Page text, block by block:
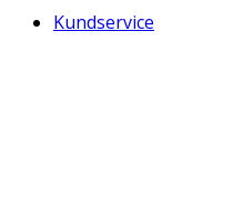
Kundservice